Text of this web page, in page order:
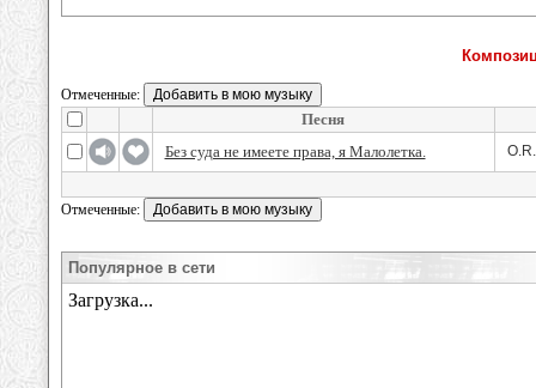
Отмеченные:
Песня
Без суда не имеете права, я Малолетка.
Отмеченные:
Популярное в сети